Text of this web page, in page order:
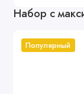
Набор с
Популярный